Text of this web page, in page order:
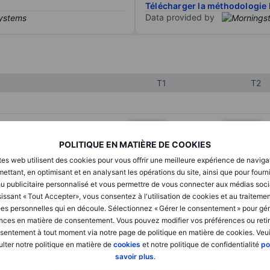
POLITIQUE EN MATIÈRE DE COOKIES
web utilisent des cookies pour vous offrir une meilleure expérience de
en optimisant et en analysant les opérations du site, ainsi que pour
publicitaire personnalisé et vous permettre de vous connecter aux médias
« Tout Accepter», vous consentez à l'utilisation de cookies et au
personnelles qui en découle. Sélectionnez « Gérer le consentement » pour
en matière de consentement. Vous pouvez modifier vos préférences ou
à tout moment via notre page de politique en matière de cookies.
notre politique en matière de cookies et notre politique de confidentialité
savoir plus.
Télécharger la méthodologie
Data provided by
T1 T2
XXXXXXX XXXXXXX
XXXXXXX
XXXXXXX XXXXXXX
XXXXXXX XXXXXXX
XXXXXXX XXXXXXX